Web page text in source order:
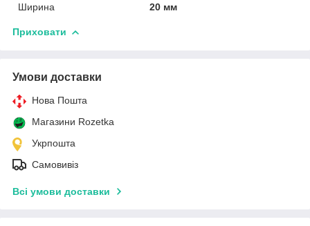
Ширина
20 мм
Приховати
Умови доставки
Нова Пошта
Магазини Rozetka
Укрпошта
Самовивіз
Всі умови доставки